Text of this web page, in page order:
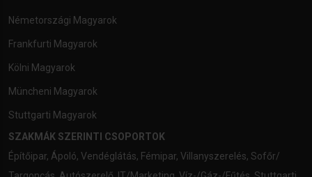
Németországi Magyarok
Frankfurti Magyarok
Kölni Magyarok
Müncheni Magyarok
Stuttgarti Magyarok
SZAKMÁK SZERINTI CSOPORTOK
Építőipar, Ápoló, Vendéglátás, Fémipar, Villanyszerelés, Sofőr/